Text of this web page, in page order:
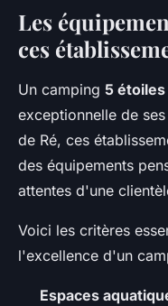
Les
ces
Un camping 5 étoiles
exceptionnelle de
de Ré, ces
des équipements
attentes d'une
Voici les critères
l'excellence d'un
Espaces